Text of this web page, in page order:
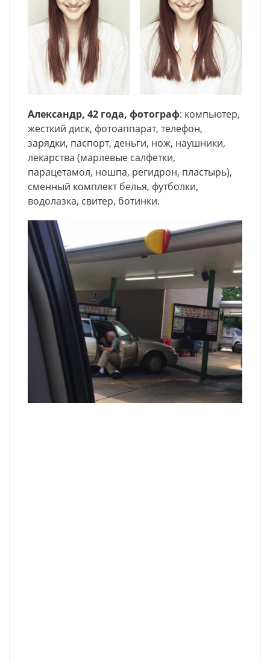
Александр, 42 года, фотограф: компьютер,
жесткий диск, фотоаппарат, телефон,
зарядки, паспорт, деньги, нож, наушники,
лекарства (марлевые салфетки,
парацетамол, ношпа, регидрон, пластырь),
сменный комплект белья, футболки,
водолазка, свитер, ботинки.